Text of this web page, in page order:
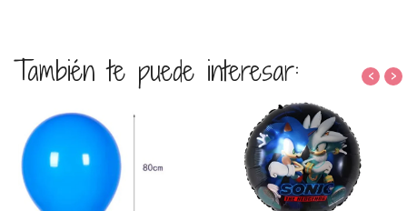
También te puede interesar: ‹ ›